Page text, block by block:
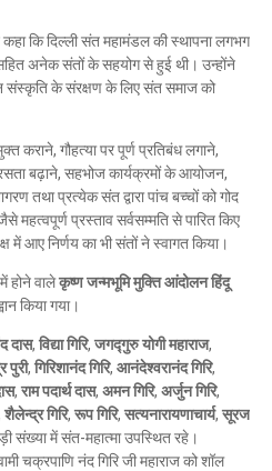
कहा कि दिल्ली संत महामंडल की स्थापना लगभग
अनेक संतों के सहयोग से हुई थी। उन्होंने
संस्कृति के संरक्षण के लिए संत समाज को
कराने, गौहत्या पर पूर्ण प्रतिबंध लगाने,
बढ़ाने, सहभोज कार्यक्रमों के आयोजन,
तथा प्रत्येक संत द्वारा पांच बच्चों को गोद
महत्वपूर्ण प्रस्ताव सर्वसम्मति से पारित किए
में आए निर्णय का भी संतों ने स्वागत किया।
होने वालेकृष्ण जन्मभूमि मुक्ति आंदोलन हिंदू
किया गया।
दास, विद्या गिरि, जगद्गुरु योगी महाराज,
पुरी, गिरिशानंद गिरि, आनंदेश्वरानंद गिरि,
, राम पदार्थ दास, अमन गिरि, अर्जुन गिरि,
शैलेन्द्र गिरि, रूप गिरि, सत्यनारायणाचार्य, सूरज
संख्या में संत-महात्मा उपस्थित रहे।
चक्रपाणि नंद गिरि जी महाराज को शॉल